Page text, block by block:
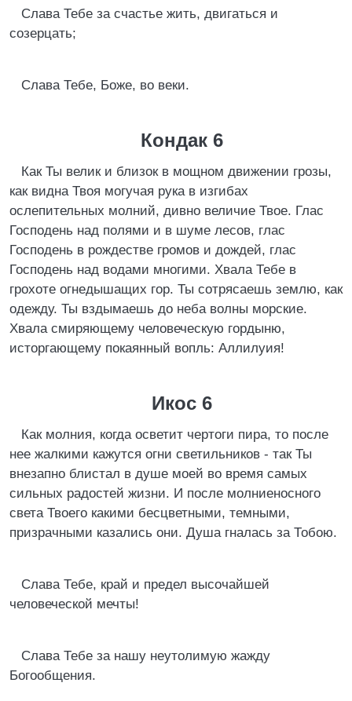
Слава Тебе за счастье жить, двигаться и
созерцать;
Слава Тебе, Боже, во веки.
Кондак 6
Как Ты велик и близок в мощном движении грозы,
как видна Твоя могучая рука в изгибах
ослепительных молний, дивно величие Твое. Глас
Господень над полями и в шуме лесов, глас
Господень в рождестве громов и дождей, глас
Господень над водами многими. Хвала Тебе в
грохоте огнедышащих гор. Ты сотрясаешь землю, как
одежду. Ты вздымаешь до неба волны морские.
Хвала смиряющему человеческую гордыню,
исторгающему покаянный вопль: Аллилуия!
Икос 6
Как молния, когда осветит чертоги пира, то после
нее жалкими кажутся огни светильников - так Ты
внезапно блистал в душе моей во время самых
сильных радостей жизни. И после молниеносного
света Твоего какими бесцветными, темными,
призрачными казались они. Душа гналась за Тобою.
Слава Тебе, край и предел высочайшей
человеческой мечты!
Слава Тебе за нашу неутолимую жажду
Богообщения.